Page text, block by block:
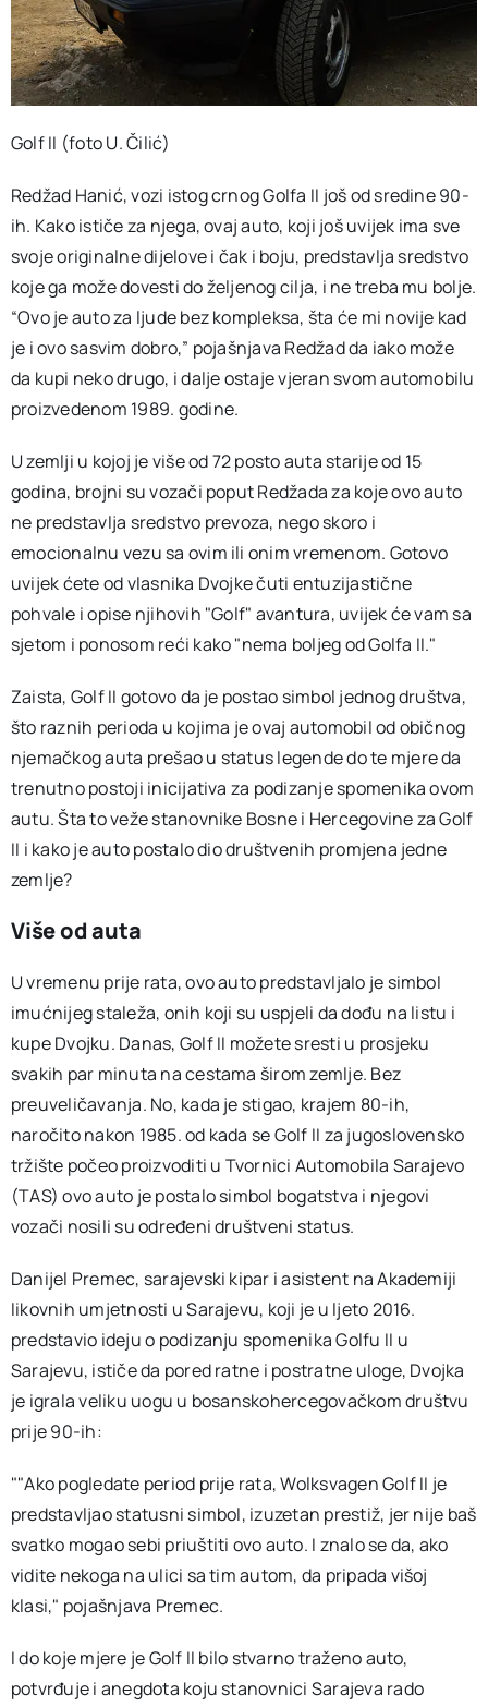
Golf II (foto U. Čilić)
Redžad Hanić, vozi istog crnog Golfa II još od sredine 90-
ih. Kako ističe za njega, ovaj auto, koji još uvijek ima sve
svoje originalne dijelove i čak i boju, predstavlja sredstvo
koje ga može dovesti do željenog cilja, i ne treba mu bolje.
“Ovo je auto za ljude bez kompleksa, šta će mi novije kad
je i ovo sasvim dobro,” pojašnjava Redžad da iako može
da kupi neko drugo, i dalje ostaje vjeran svom automobilu
proizvedenom 1989. godine.
U zemlji u kojoj je više od 72 posto auta starije od 15
godina, brojni su vozači poput Redžada za koje ovo auto
ne predstavlja sredstvo prevoza, nego skoro i
emocionalnu vezu sa ovim ili onim vremenom. Gotovo
uvijek ćete od vlasnika Dvojke čuti entuzijastične
pohvale i opise njihovih "Golf" avantura, uvijek će vam sa
sjetom i ponosom reći kako "nema boljeg od Golfa II."
Zaista, Golf II gotovo da je postao simbol jednog društva,
što raznih perioda u kojima je ovaj automobil od običnog
njemačkog auta prešao u status legende do te mjere da
trenutno postoji inicijativa za podizanje spomenika ovom
autu. Šta to veže stanovnike Bosne i Hercegovine za Golf
II i kako je auto postalo dio društvenih promjena jedne
zemlje?
Više od auta
U vremenu prije rata, ovo auto predstavljalo je simbol
imućnijeg staleža, onih koji su uspjeli da dođu na listu i
kupe Dvojku. Danas, Golf II možete sresti u prosjeku
svakih par minuta na cestama širom zemlje. Bez
preuveličavanja. No, kada je stigao, krajem 80-ih,
naročito nakon 1985. od kada se Golf II za jugoslovensko
tržište počeo proizvoditi u Tvornici Automobila Sarajevo
(TAS) ovo auto je postalo simbol bogatstva i njegovi
vozači nosili su određeni društveni status.
Danijel Premec, sarajevski kipar i asistent na Akademiji
likovnih umjetnosti u Sarajevu, koji je u ljeto 2016.
predstavio ideju o podizanju spomenika Golfu II u
Sarajevu, ističe da pored ratne i postratne uloge, Dvojka
je igrala veliku uogu u bosanskohercegovačkom društvu
prije 90-ih:
""Ako pogledate period prije rata, Wolksvagen Golf II je
predstavljao statusni simbol, izuzetan prestiž, jer nije baš
svatko mogao sebi priuštiti ovo auto. I znalo se da, ako
vidite nekoga na ulici sa tim autom, da pripada višoj
klasi," pojašnjava Premec.
I do koje mjere je Golf II bilo stvarno traženo auto,
potvrđuje i anegdota koju stanovnici Sarajeva rado